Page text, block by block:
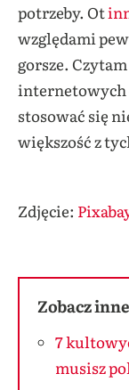
potrzeby. Ot
względami
gorsze.
internetowych
stosować się
większość z
Zdjęcie:
Zobacz
7
musisz